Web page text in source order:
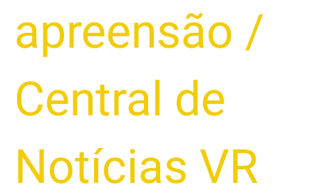
apreensão /
Central de
Notícias VR